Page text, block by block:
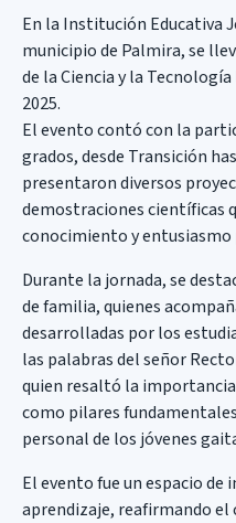
En la Institución Educativa
municipio de Palmira, se
de la Ciencia y la
2025.
El evento contó con la
grados, desde Transición
presentaron diversos
demostraciones científicas
conocimiento y entusiasmo
Durante la jornada, se
de familia, quienes
desarrolladas por los
las palabras del señor
quien resaltó la
como pilares
personal de los jóvenes
El evento fue un espacio
aprendizaje, reafirmando